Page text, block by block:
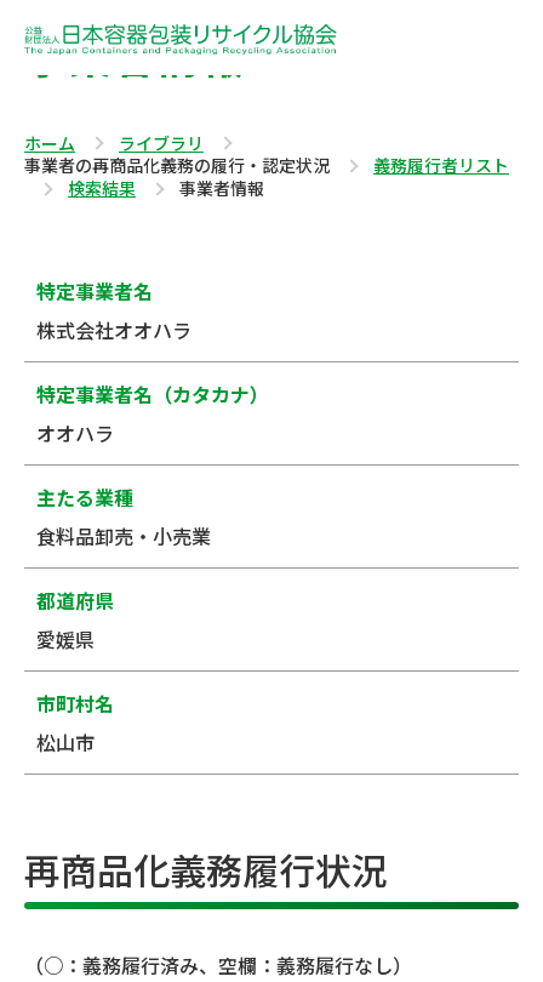
事業者情報
ホーム
ライブラリ
事業者の再商品化義務の履行・認定状況
義務履行者リスト
検索結果
事業者情報
特定事業者名
株式会社オオハラ
特定事業者名（カタカナ）
オオハラ
主たる業種
食料品卸売・小売業
都道府県
愛媛県
市町村名
松山市
再商品化義務履行状況
（○：義務履行済み、空欄：義務履行なし）